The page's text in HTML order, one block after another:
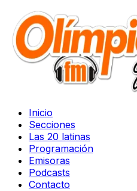
Inicio
Secciones
Las 20 latinas
Programación
Emisoras
Podcasts
Contacto